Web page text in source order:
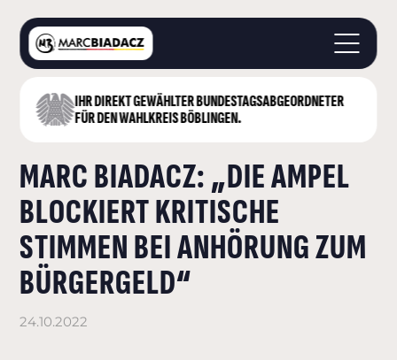
IHR DIREKT GEWÄHLTER BUNDESTAGS­ABGEORDNETER
FÜR DEN WAHLKREIS BÖBLINGEN.
STARTSEITE
LANDKREIS BÖBLINGEN
DEUTSCHER BUNDESTAG
AKTUELLES
KONTAKT
MARC BIADACZ: „DIE AMPEL
BLOCKIERT KRITISCHE
STIMMEN BEI ANHÖRUNG ZUM
BÜRGERGELD“
24.10.2022